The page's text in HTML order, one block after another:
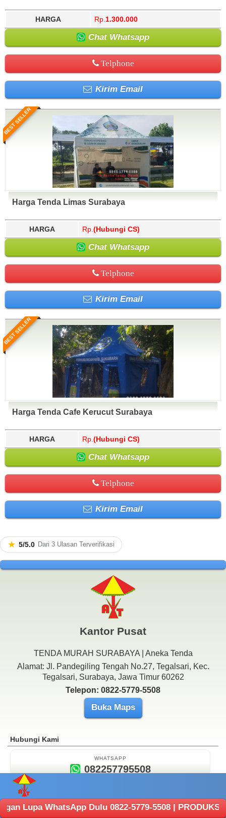
HARGA Rp. 1.300.000
Chat Whatsapp
Telphone
Kirim Email
BEST SELLER
Harga Tenda Limas Surabaya
HARGA Rp. (Hubungi CS)
Chat Whatsapp
Telphone
Kirim Email
BEST SELLER
Harga Tenda Cafe Kerucut Surabaya
HARGA Rp. (Hubungi CS)
Chat Whatsapp
Telphone
Kirim Email
★ 5/5.0 Dari 3 Ulasan Terverifikasi
Kantor Pusat
TENDA MURAH SURABAYA | Aneka Tenda
Alamat: Jl. Pandegiling Tengah No.27, Tegalsari, Kec.
Tegalsari, Surabaya, Jawa Timur 60262
Telepon: 0822-5779-5508
Buka Maps
Hubungi Kami
WHATSAPP
082257795508
Contact Email
WhatsApp Dulu 0822-5779-5508 | PRODUKSI